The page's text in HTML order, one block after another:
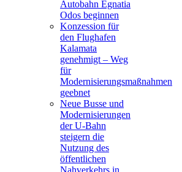
Autobahn Egnatia
Odos beginnen
Konzession für
den Flughafen
Kalamata
genehmigt – Weg
für
Modernisierungsmaßnahmen
geebnet
Neue Busse und
Modernisierungen
der U-Bahn
steigern die
Nutzung des
öffentlichen
Nahverkehrs in